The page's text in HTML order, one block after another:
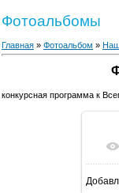
Фотоальбомы
Главная » Фотоальбом »
конкурсная программа к